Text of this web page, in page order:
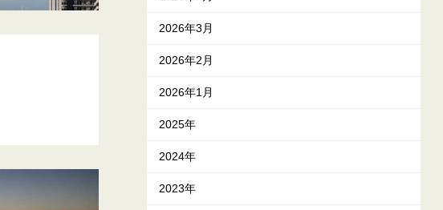
2026年3月
2026年2月
2026年1月
2025年
2024年
2023年